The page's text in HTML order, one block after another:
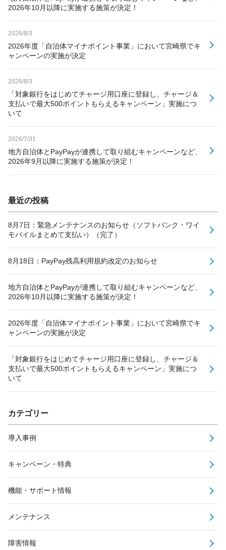
2026年10月以降に実施する施策が決定！
2026/8/3
2026年度「自治体マイナポイント事業」において宮崎県でキ
ャンペーンの実施が決定
2026/8/3
「対象銀行をはじめてチャージ用口座に登録し、チャージ＆
支払いで最大500ポイントもらえるキャンペーン」実施につ
いて
2026/7/31
地方自治体とPayPayが連携して取り組むキャンペーンなど、
2026年9月以降に実施する施策が決定！
最近の投稿
8月7日：緊急メンテナンスのお知らせ（ソフトバンク・ワイ
モバイルまとめて支払い）（完了）
8月18日：PayPay残高利用規約改定のお知らせ
地方自治体とPayPayが連携して取り組むキャンペーンなど、
2026年10月以降に実施する施策が決定！
2026年度「自治体マイナポイント事業」において宮崎県でキ
ャンペーンの実施が決定
「対象銀行をはじめてチャージ用口座に登録し、チャージ＆
支払いで最大500ポイントもらえるキャンペーン」実施につ
いて
カテゴリー
導入事例
キャンペーン・特典
機能・サポート情報
メンテナンス
障害情報